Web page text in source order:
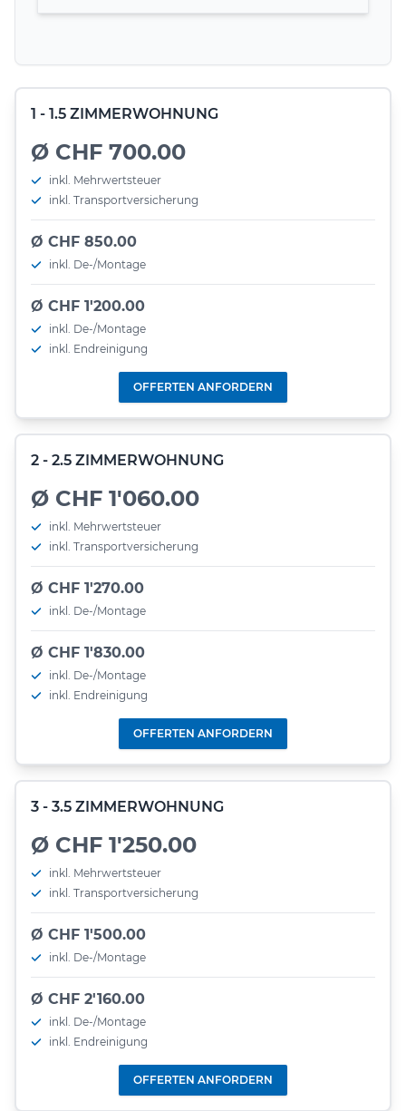
1 - 1.5 ZIMMERWOHNUNG
Ø CHF 700.00
inkl. Mehrwertsteuer
inkl. Transportversicherung
Ø CHF 850.00
inkl. De-/Montage
Ø CHF 1'200.00
inkl. De-/Montage
inkl. Endreinigung
OFFERTEN ANFORDERN
2 - 2.5 ZIMMERWOHNUNG
Ø CHF 1'060.00
inkl. Mehrwertsteuer
inkl. Transportversicherung
Ø CHF 1'270.00
inkl. De-/Montage
Ø CHF 1'830.00
inkl. De-/Montage
inkl. Endreinigung
OFFERTEN ANFORDERN
3 - 3.5 ZIMMERWOHNUNG
Ø CHF 1'250.00
inkl. Mehrwertsteuer
inkl. Transportversicherung
Ø CHF 1'500.00
inkl. De-/Montage
Ø CHF 2'160.00
inkl. De-/Montage
inkl. Endreinigung
OFFERTEN ANFORDERN